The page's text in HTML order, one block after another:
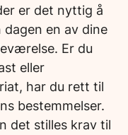
er det nyttig å
en av dine
Er du
eller
har du rett til
bestemmelser.
det stilles krav til